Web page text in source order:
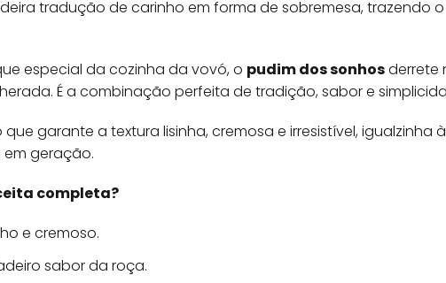
tradução de carinho em forma de sobremesa, trazendo
especial da cozinha da vovó, o pudim dos sonhosderrete
É a combinação perfeita de tradição, sabor e
garante a textura lisinha, cremosa e irresistível, igualzinha
geração.
completa?
e cremoso.
sabor da roça.